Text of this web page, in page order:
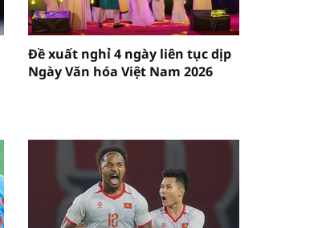
Đề xuất nghỉ 4 ngày liên tục dịp
Ngày Văn hóa Việt Nam 2026